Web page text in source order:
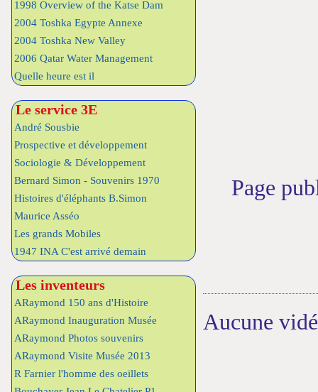
1998 Overview of the Katse Dam
2004 Toshka Egypte Annexe
2004 Toshka New Valley
2006 Qatar Water Management
Quelle heure est il
Le service 3E
André Sousbie
Prospective et développement
Sociologie & Développement
Bernard Simon - Souvenirs 1970
Histoires d'éléphants B.Simon
Maurice Asséo
Les grands Mobiles
1947 INA C'est arrivé demain
Les inventeurs
ARaymond 150 ans d'Histoire
ARaymond Inauguration Musée
ARaymond Photos souvenirs
ARaymond Visite Musée 2013
R Farnier l'homme des oeillets
Page
Aucune